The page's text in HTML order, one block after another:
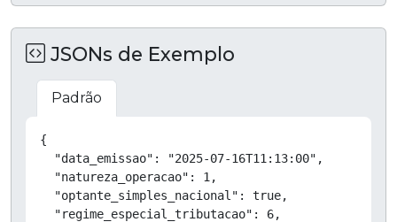
JSONs de Exemplo
Padrão
{
  "data_emissao": "2025-07-16T11:13:00",
  "natureza_operacao": 1,
  "optante_simples_nacional": true,
  "regime_especial_tributacao": 6,